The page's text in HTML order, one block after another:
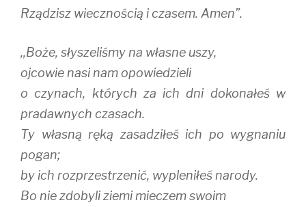
Rządzisz wiecznością i czasem. Amen”.
,,Boże, słyszeliśmy na własne uszy,
ojcowie nasi nam opowiedzieli
o czynach, których za ich dni dokonałeś w
pradawnych czasach.
Ty własną ręką zasadziłeś ich po wygnaniu
pogan;
by ich rozprzestrzenić, wypleniłeś narody.
Bo nie zdobyli ziemi mieczem swoim